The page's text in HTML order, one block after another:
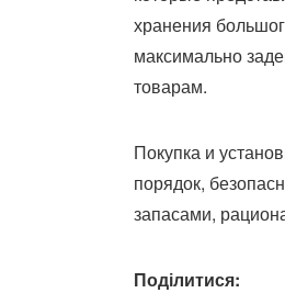
хранения
максимально
товарам.
Покупка и
порядок,
запасами,
Поділитися: